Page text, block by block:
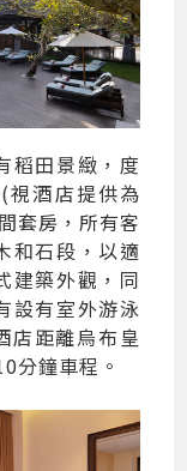
稻田景緻，度
視酒店提供為
套房，所有客
和石段，以適
建築外觀，同
設有室外游泳
店距離烏布皇
分鐘車程。